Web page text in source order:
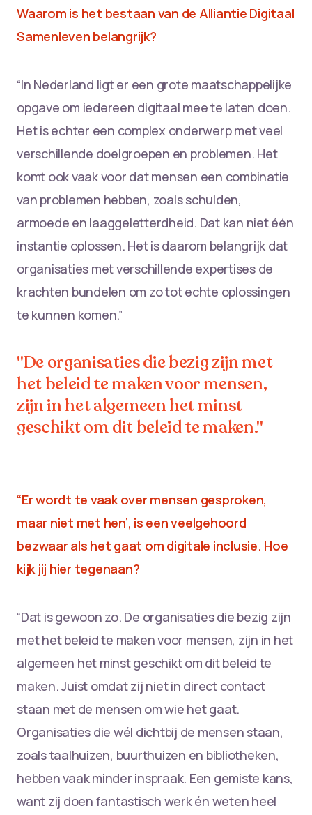
Waarom is het bestaan van de Alliantie Digitaal
Samenleven belangrijk?
“In Nederland ligt er een grote maatschappelijke
opgave om iedereen digitaal mee te laten doen.
Het is echter een complex onderwerp met veel
verschillende doelgroepen en problemen. Het
komt ook vaak voor dat mensen een combinatie
van problemen hebben, zoals schulden,
armoede en laaggeletterdheid. Dat kan niet één
instantie oplossen. Het is daarom belangrijk dat
organisaties met verschillende expertises de
krachten bundelen om zo tot echte oplossingen
te kunnen komen.”
"De organisaties die bezig zijn met
het beleid te maken voor mensen,
zijn in het algemeen het minst
geschikt om dit beleid te maken."
“Er wordt te vaak over mensen gesproken,
maar niet met hen’, is een veelgehoord
bezwaar als het gaat om digitale inclusie. Hoe
kijk jij hier tegenaan?
“Dat is gewoon zo. De organisaties die bezig zijn
met het beleid te maken voor mensen, zijn in het
algemeen het minst geschikt om dit beleid te
maken. Juist omdat zij niet in direct contact
staan met de mensen om wie het gaat.
Organisaties die wél dichtbij de mensen staan,
zoals taalhuizen, buurthuizen en bibliotheken,
hebben vaak minder inspraak. Een gemiste kans,
want zij doen fantastisch werk én weten heel